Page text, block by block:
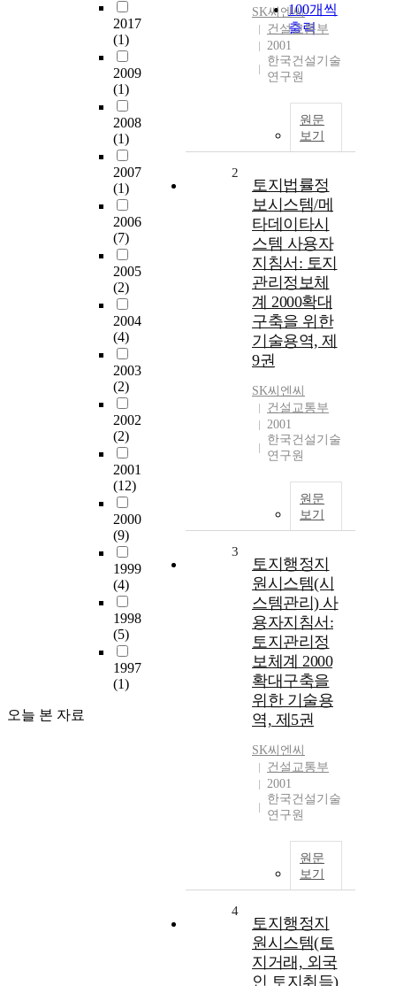
2017
(1)
2009
(1)
2008
(1)
2007
(1)
2006
(7)
2005
(2)
2004
(4)
2003
(2)
2002
(2)
2001
(12)
2000
(9)
1999
(4)
1998
(5)
1997
(1)
오늘 본 자료
100개씩
출력
SK씨엔씨
건설교통부
2001
한국건설기술
연구원
원문
보기
2
토지법률정
보시스템/메
타데이타시
스템 사용자
지침서: 토지
관리정보체
계 2000확대
구축을 위한
기술용역, 제
9권
SK씨엔씨
건설교통부
2001
한국건설기술
연구원
원문
보기
3
토지행정지
원시스템(시
스템관리) 사
용자지침서:
토지관리정
보체계 2000
확대구축을
위한 기술용
역, 제5권
SK씨엔씨
건설교통부
2001
한국건설기술
연구원
원문
보기
4
토지행정지
원시스템(토
지거래, 외국
인 토지취득)